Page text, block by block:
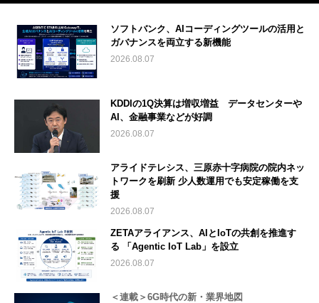
ソフトバンク、AIコーディングツールの活用と
ガバナンスを両立する新機能
2026.08.07
KDDIの1Q決算は増収増益 データセンターや
AI、金融事業などが好調
2026.08.07
アライドテレシス、三原赤十字病院の院内ネッ
トワークを刷新 少人数運用でも安定稼働を支
援
2026.08.07
ZETAアライアンス、AIとIoTの共創を推進す
る 「Agentic IoT Lab」を設立
2026.08.07
＜連載＞6G時代の新・業界地図